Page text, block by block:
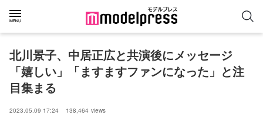
北川景子、中居正広と共演後にメッセージ
「嬉しい」「ますますファンになった」と注
目集まる
2023.05.09 17:24 138,464 views